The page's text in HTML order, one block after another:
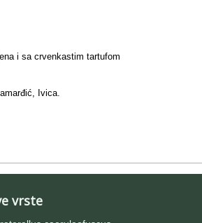
i sa crvenkastim tartufom
Ivica.
vrste